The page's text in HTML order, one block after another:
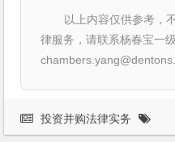
以上内容仅供参考，
律服务，请联系杨春宝一
投资并购法律实务